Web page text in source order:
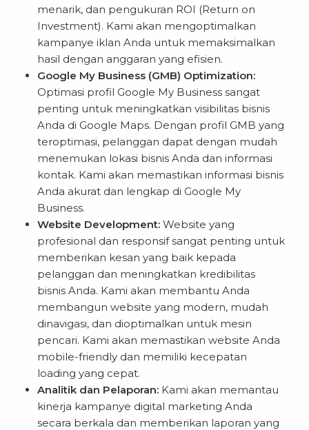
menarik, dan pengukuran ROI (Return on
Investment). Kami akan mengoptimalkan
kampanye iklan Anda untuk memaksimalkan
hasil dengan anggaran yang efisien.
Google My Business (GMB) Optimization:
Optimasi profil Google My Business sangat
penting untuk meningkatkan visibilitas bisnis
Anda di Google Maps. Dengan profil GMB yang
teroptimasi, pelanggan dapat dengan mudah
menemukan lokasi bisnis Anda dan informasi
kontak. Kami akan memastikan informasi bisnis
Anda akurat dan lengkap di Google My
Business.
Website Development: Website yang
profesional dan responsif sangat penting untuk
memberikan kesan yang baik kepada
pelanggan dan meningkatkan kredibilitas
bisnis Anda. Kami akan membantu Anda
membangun website yang modern, mudah
dinavigasi, dan dioptimalkan untuk mesin
pencari. Kami akan memastikan website Anda
mobile-friendly dan memiliki kecepatan
loading yang cepat.
Analitik dan Pelaporan: Kami akan memantau
kinerja kampanye digital marketing Anda
secara berkala dan memberikan laporan yang